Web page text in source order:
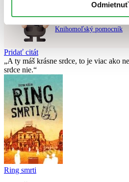
Odmietnuť
Chcete poradiť
Náš pomocník Sherlock
Knihomoľský pomocník
Pridať citát
A ty máš krásne srdce, to je viac ako
srdce nie.
Ring smrti